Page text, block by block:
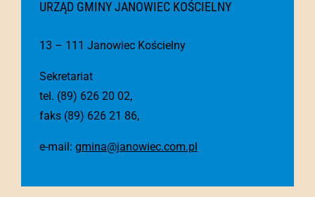
URZĄD GMINY JANOWIEC KOŚCIELNY
13 – 111 Janowiec Kościelny
Sekretariat
tel. (89) 626 20 02,
faks (89) 626 21 86,
e-mail: gmina@janowiec.com.pl